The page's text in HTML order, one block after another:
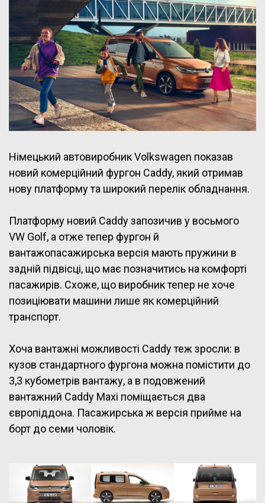
Німецький автовиробник Volkswagen показав
новий комерційний фургон Caddy, який отримав
нову платформу та широкий перелік обладнання.
Платформу новий Caddy запозичив у восьмого
VW Golf, а отже тепер фургон й
вантажопасажирська версія мають пружини в
задній підвісці, що має позначитись на комфорті
пасажирів. Схоже, що виробник тепер не хоче
позиціювати машини лише як комерційний
транспорт.
Хоча вантажні можливості Caddy теж зросли: в
кузов стандартного фургона можна помістити до
3,3 кубометрів вантажу, а в подовжений
вантажний Caddy Maxi поміщається два
європіддона. Пасажирська ж версія прийме на
борт до семи чоловік.